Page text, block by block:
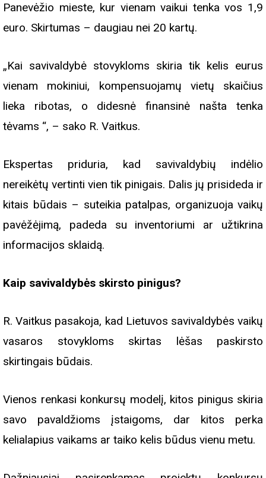
Panevėžio mieste, kur vienam vaikui tenka vos 1,9
euro. Skirtumas – daugiau nei 20 kartų.
„Kai savivaldybė stovykloms skiria tik kelis eurus
vienam mokiniui, kompensuojamų vietų skaičius
lieka ribotas, o didesnė finansinė našta tenka
tėvams “, – sako R. Vaitkus.
Ekspertas priduria, kad savivaldybių indėlio
nereikėtų vertinti vien tik pinigais. Dalis jų prisideda ir
kitais būdais – suteikia patalpas, organizuoja vaikų
pavėžėjimą, padeda su inventoriumi ar užtikrina
informacijos sklaidą.
Kaip savivaldybės skirsto pinigus?
R. Vaitkus pasakoja, kad Lietuvos savivaldybės vaikų
vasaros stovykloms skirtas lėšas paskirsto
skirtingais būdais.
Vienos renkasi konkursų modelį, kitos pinigus skiria
savo pavaldžioms įstaigoms, dar kitos perka
kelialapius vaikams ar taiko kelis būdus vienu metu.